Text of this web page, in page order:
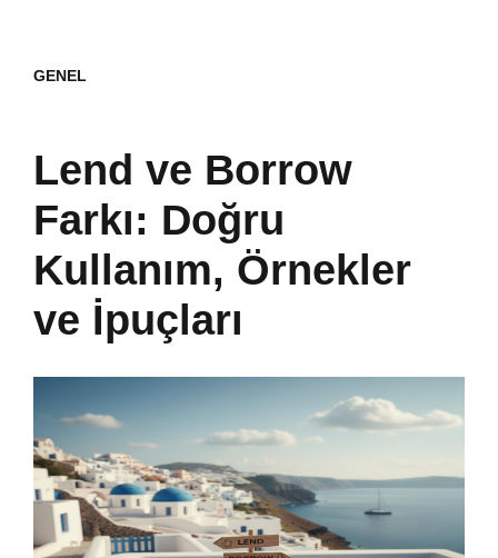
GENEL
Lend ve Borrow
Farkı: Doğru
Kullanım, Örnekler
ve İpuçları